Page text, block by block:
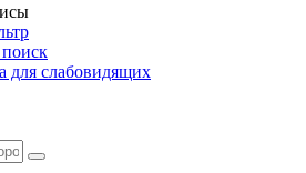
для слабовидящих